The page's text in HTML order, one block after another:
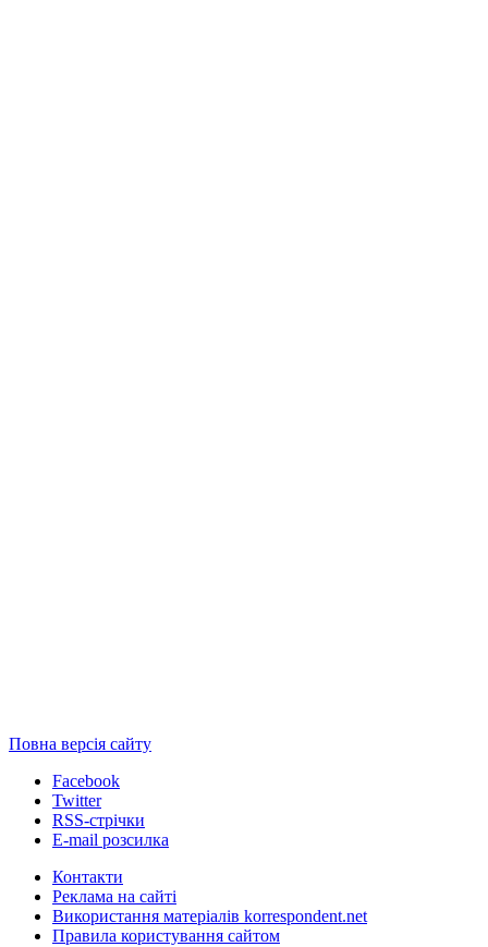
Повна версія сайту
Facebook
Twitter
RSS-стрічки
E-mail розсилка
Контакти
Реклама на сайті
Використання матеріалів korrespondent.net
Правила користування сайтом